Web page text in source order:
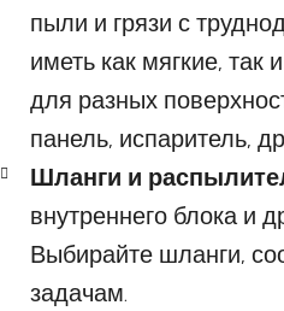
пыли и грязи с
иметь как мягкие, так
для разных
панель, испаритель,
Шланги и
внутреннего блока и
Выбирайте шланги,
задачам.